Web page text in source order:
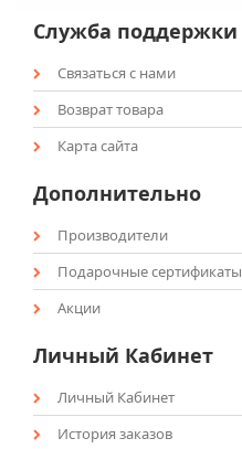
Служба поддержки
Связаться с нами
Возврат товара
Карта сайта
Дополнительно
Производители
Подарочные сертификаты
Акции
Личный Кабинет
Личный Кабинет
История заказов